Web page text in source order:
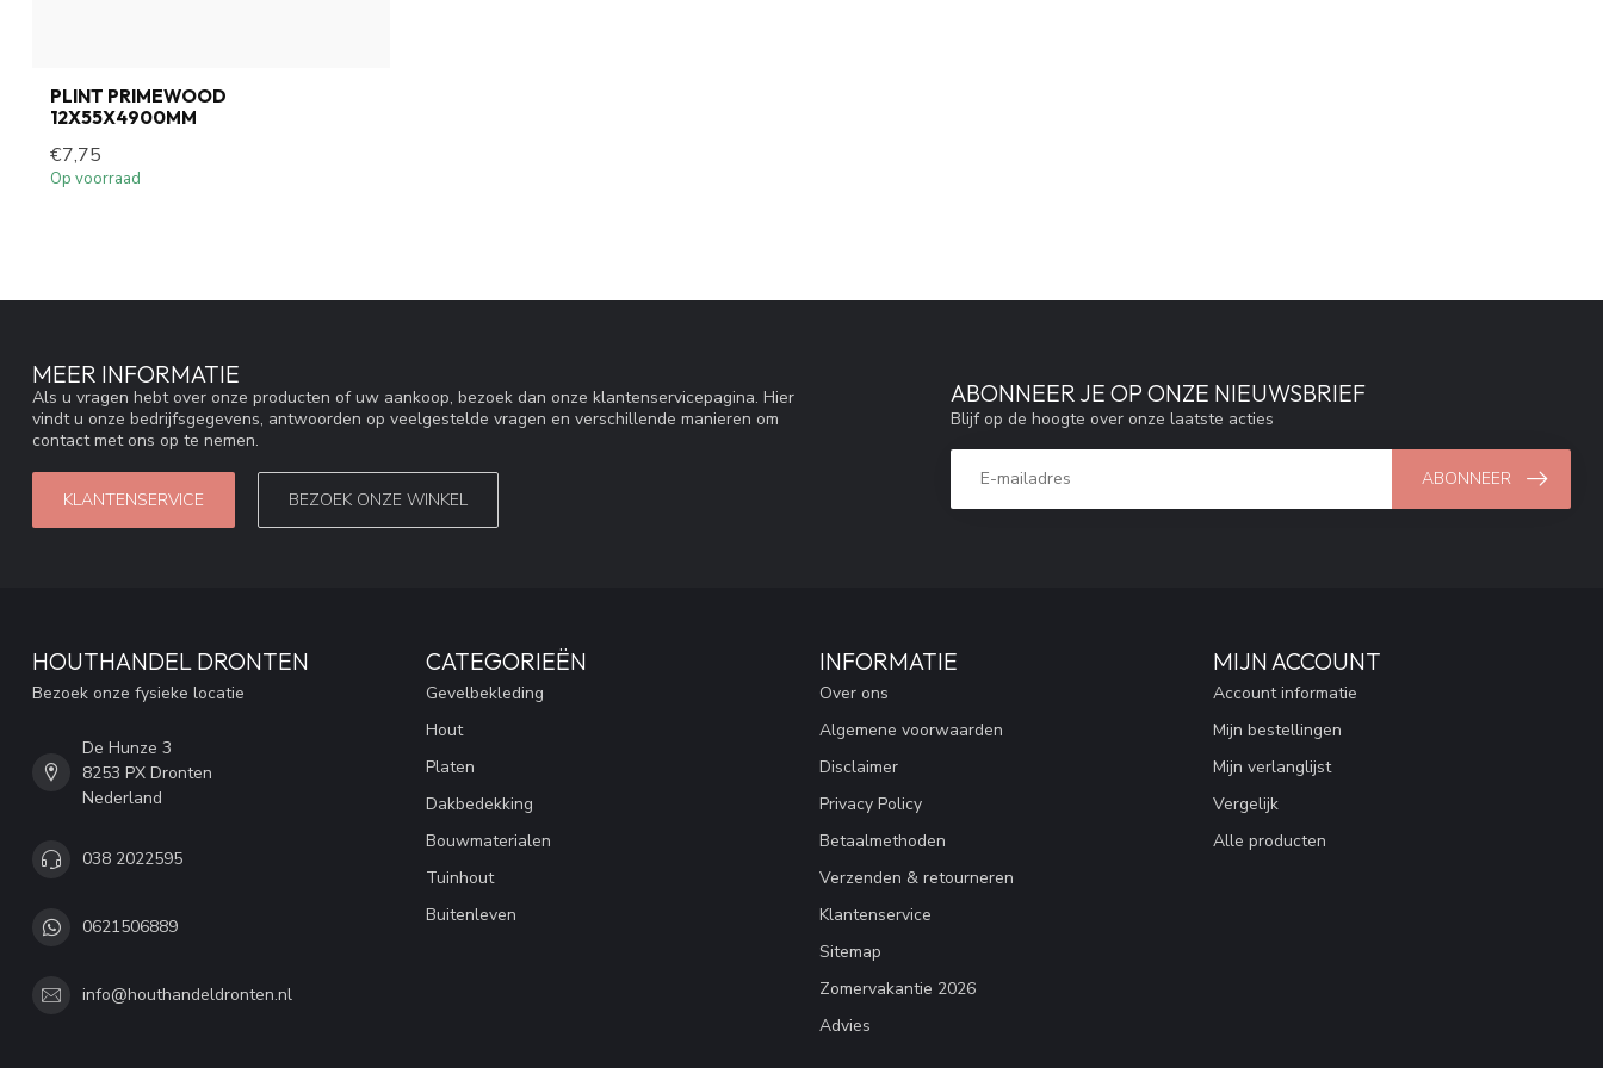
PLINT PRIMEWOOD
12X55X4900MM
€7,75
Op voorraad
MEER INFORMATIE
Als u vragen hebt over onze producten of uw aankoop, bezoek dan onze klantenservicepagina. Hier
vindt u onze bedrijfsgegevens, antwoorden op veelgestelde vragen en verschillende manieren om
contact met ons op te nemen.
KLANTENSERVICE BEZOEK ONZE WINKEL
ABONNEER JE OP ONZE NIEUWSBRIEF
Blijf op de hoogte over onze laatste acties
ABONNEER
HOUTHANDEL DRONTEN
Bezoek onze fysieke locatie
De Hunze 3
8253 PX Dronten
Nederland
038 2022595
0621506889
info@houthandeldronten.nl
CATEGORIEËN
Gevelbekleding
Hout
Platen
Dakbedekking
Bouwmaterialen
Tuinhout
Buitenleven
INFORMATIE
Over ons
Algemene voorwaarden
Disclaimer
Privacy Policy
Betaalmethoden
Verzenden & retourneren
Klantenservice
Sitemap
Zomervakantie 2026
Advies
MIJN ACCOUNT
Account informatie
Mijn bestellingen
Mijn verlanglijst
Vergelijk
Alle producten